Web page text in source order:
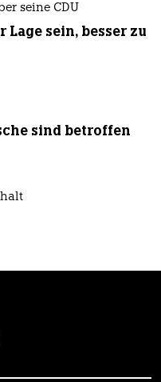
seine CDU
Lage sein, besser zu
sind betroffen